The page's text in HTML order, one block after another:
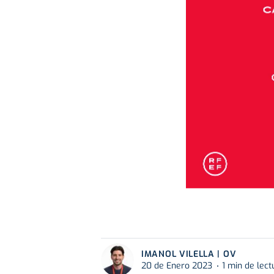
IMANOL VILELLA | OV
20 de Enero 2023
1 min de